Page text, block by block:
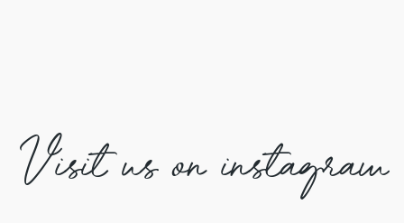
Visit us on instagram